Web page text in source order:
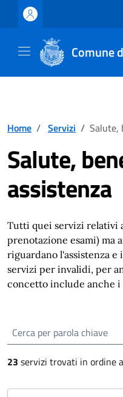
Vai ai contenuti
Vai al footer
Comune
Home / Servizi / Salute,
Salute,
assistenza
Tutti quei servizi relativi
prenotazione esami) ma
riguardano l'assistenza e
servizi per invalidi, per
concetto include anche
Cerca
23 servizi trovati in ordine